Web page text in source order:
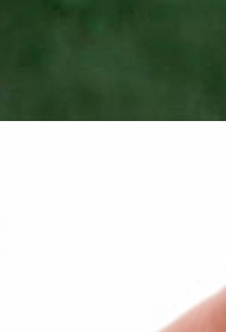
ಹೊಂದಿದ್ದು
ಜೆಲ್